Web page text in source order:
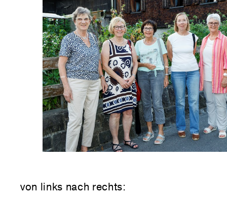
von links nach rechts: